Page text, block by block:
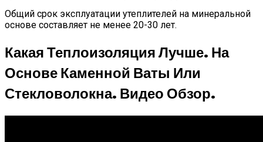
Общий срок эксплуатации утеплителей на минеральной
основе составляет не менее 20-30 лет.
Какая Теплоизоляция Лучше. На
Основе Каменной Ваты Или
Стекловолокна. Видео Обзор.